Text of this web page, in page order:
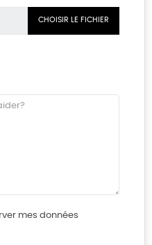
CHOISIR LE FICHIER
mes données